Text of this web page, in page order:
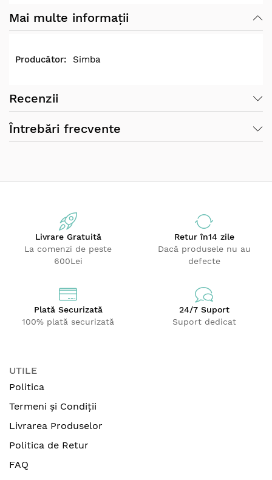
struguri sau tutti frutti
Toate produsele Glibbi sunt testate dermatologic
Varsta recomandata: 3 ani +
Contraindicat copiilor mai mici de 3 ani.
Varsta recomandata spre utilizare: +3 ani
Mai multe informații
Simba
Recenzii
Întrebări frecvente
Livrare Gratuită
La comenzi de peste
600Lei
Returîn14 zile
Dacă produsele nu au
defecte
Plată Securizată
100% plată securizată
24/7 Suport
Suport dedicat
UTILE
Politica
Termeni și Condiții
Livrarea Produselor
Politica de Retur
FAQ